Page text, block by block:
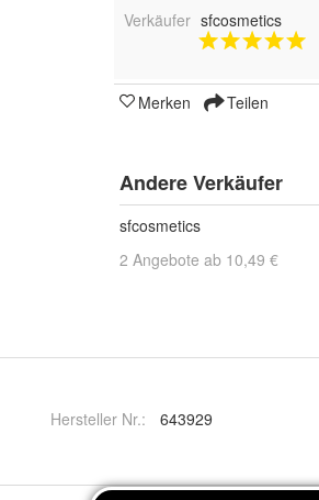
Verkäufer sfcosmetics
Merken Teilen
Andere Verkäufer
sfcosmetics
2 Angebote ab 10,49 €
Hersteller Nr.: 643929